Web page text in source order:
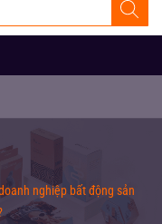
nghiệp bất động sản